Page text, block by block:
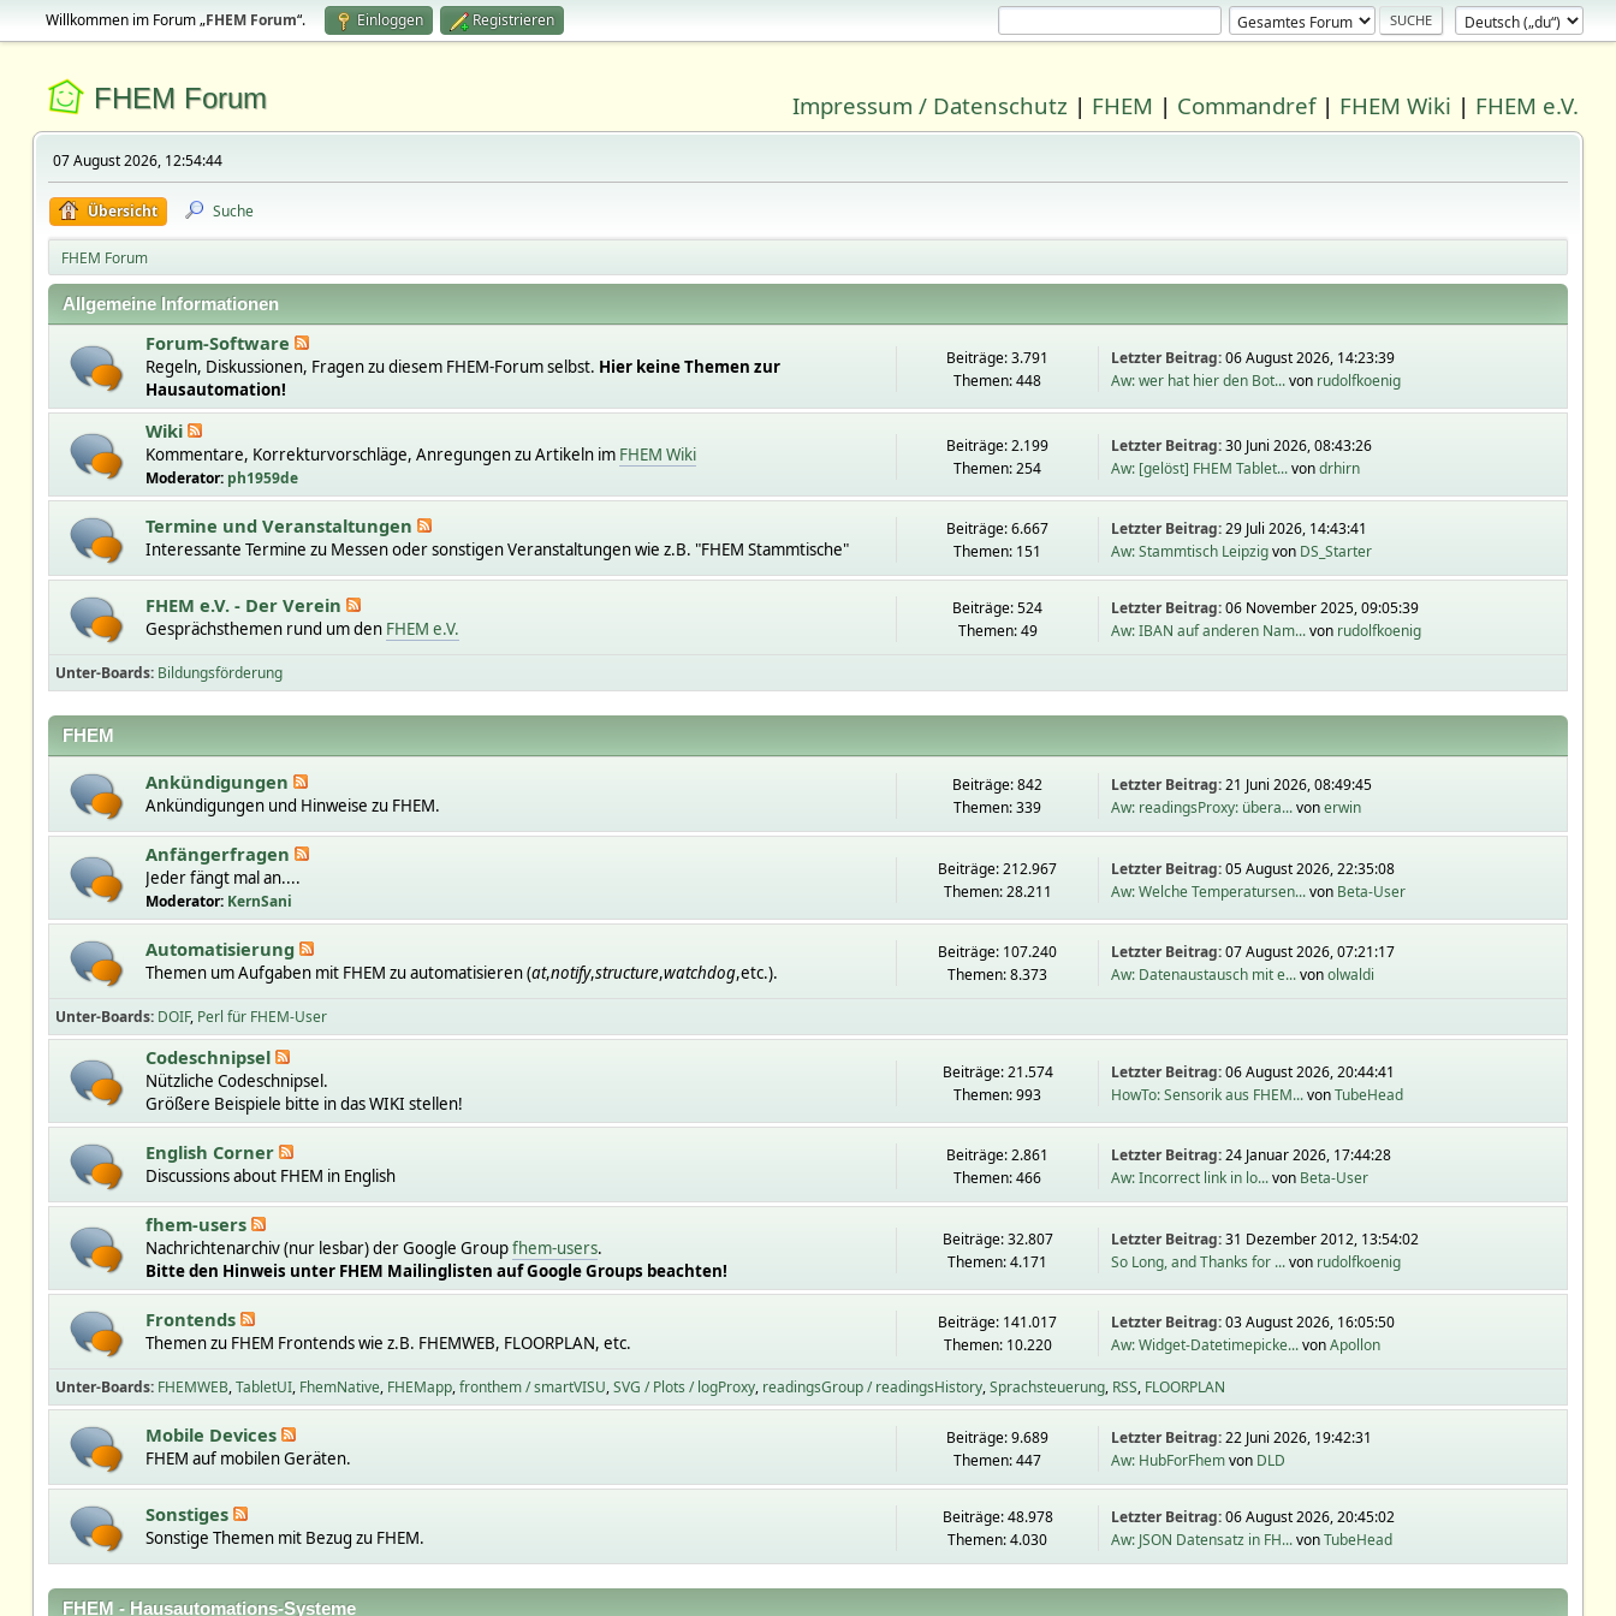
Willkommen im Forum „FHEM Forum“. Einloggen Registrieren
FHEM Forum Impressum / Datenschutz | FHEM | Commandref| FHEM Wiki | FHEM e.V.
07 August 2026, 12:54:44
Übersicht Suche
FHEM Forum
Allgemeine Informationen
Forum-Software
Regeln, Diskussionen, Fragen zu diesem FHEM-Forum selbst. Hier keine Themen zur
Hausautomation!
Beiträge: 3.791
Themen: 448
Letzter Beitrag:06 August 2026, 14:23:39
Aw: wer hat hier den Bot...von rudolfkoenig
Wiki
Kommentare, Korrekturvorschläge, Anregungen zu Artikeln im FHEM Wiki
Moderator: ph1959de
Beiträge: 2.199
Themen: 254
Letzter Beitrag:30 Juni 2026, 08:43:26
Aw: [gelöst] FHEM Tablet...vondrhirn
Termine und Veranstaltungen
Interessante Termine zu Messen oder sonstigen Veranstaltungen wie z.B. "FHEM Stammtische"
Beiträge: 6.667
Themen: 151
Letzter Beitrag:29 Juli 2026, 14:43:41
Aw: Stammtisch Leipzigvon DS_Starter
FHEM e.V. - Der Verein
Gesprächsthemen rund um den FHEM e.V.
Beiträge: 524
Themen: 49
Letzter Beitrag:06 November 2025, 09:05:39
Aw: IBAN auf anderen Nam...von rudolfkoenig
Unter-Boards Bildungsförderung
FHEM
Ankündigungen
Ankündigungen und Hinweise zu FHEM.
Beiträge: 842
Themen: 339
Letzter Beitrag:21 Juni 2026, 08:49:45
Aw: readingsProxy: übera...vonerwin
Anfängerfragen
Jeder fängt mal an....
Moderator: KernSani
Beiträge: 212.967
Themen: 28.211
Letzter Beitrag:05 August 2026, 22:35:08
Aw: Welche Temperatursen...von Beta-User
Automatisierung
Themen um Aufgaben mit FHEM zu automatisieren (at,notify,structure,watchdog,etc.).
Beiträge: 107.240
Themen: 8.373
Letzter Beitrag:07 August 2026, 07:21:17
Aw: Datenaustausch mit e...vonolwaldi
Unter-Boards DOIF Perl für FHEM-User
Codeschnipsel
Nützliche Codeschnipsel.
Größere Beispiele bitte in das WIKI stellen!
Beiträge: 21.574
Themen: 993
Letzter Beitrag:06 August 2026, 20:44:41
HowTo: Sensorik aus FHEM...vonTubeHead
English Corner
Discussions about FHEM in English
Beiträge: 2.861
Themen: 466
Letzter Beitrag:24 Januar 2026, 17:44:28
Aw: Incorrect link in lo...von Beta-User
fhem-users
Nachrichtenarchiv (nur lesbar) der Google Groupfhem-users.
Bitte den Hinweis unter FHEM Mailinglisten auf Google Groups beachten!
Beiträge: 32.807
Themen: 4.171
Letzter Beitrag:31 Dezember 2012, 13:54:02
So Long, and Thanks for ...von rudolfkoenig
Frontends
Themen zu FHEM Frontends wie z.B. FHEMWEB, FLOORPLAN, etc.
Beiträge: 141.017
Themen: 10.220
Letzter Beitrag:03 August 2026, 16:05:50
Aw: Widget-Datetimepicke...vonApollon
Unter-Boards FHEMWEB TabletUI FhemNative FHEMapp fronthem / smartVISU SVG / Plots / logProxy readingsGroup / readingsHistory Sprachsteuerung RSS FLOORPLAN
Mobile Devices
FHEM auf mobilen Geräten.
Beiträge: 9.689
Themen: 447
Letzter Beitrag:22 Juni 2026, 19:42:31
Aw: HubForFhemvon DLD
Sonstiges
Sonstige Themen mit Bezug zu FHEM.
Beiträge: 48.978
Themen: 4.030
Letzter Beitrag:06 August 2026, 20:45:02
Aw: JSON Datensatz in FH...vonTubeHead
FHEM - Hausautomations-Systeme